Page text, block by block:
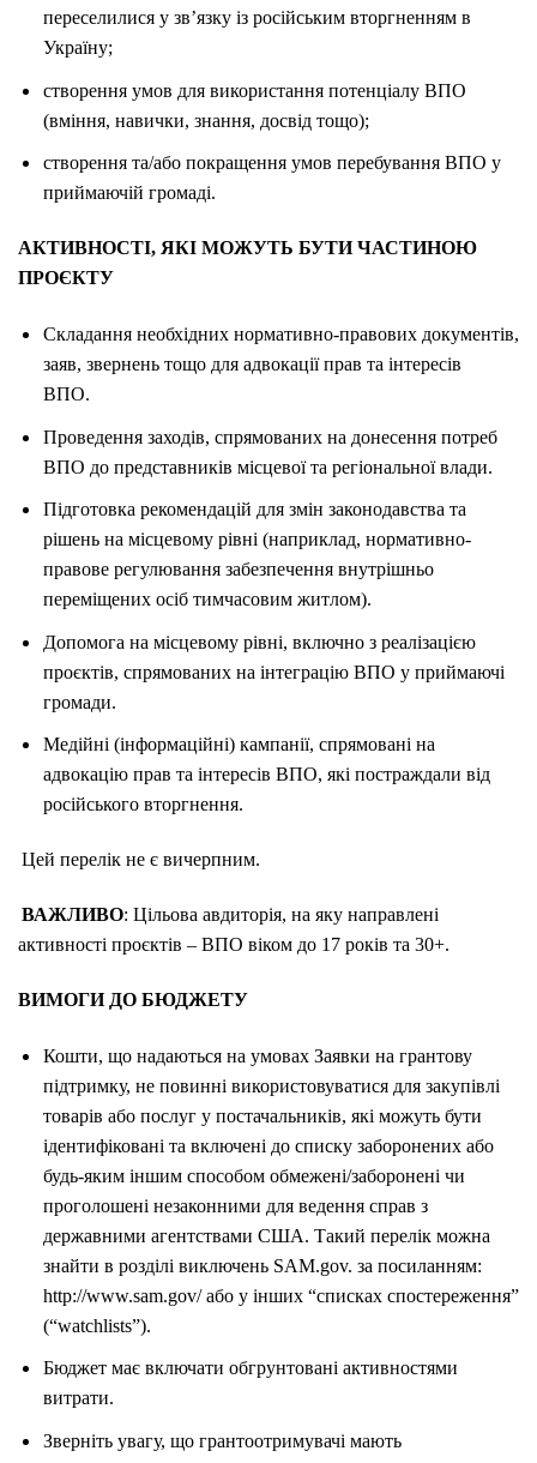
переселилися у зв’язку із російським вторгненням в
Україну;
створення умов для використання потенціалу ВПО
(вміння, навички, знання, досвід тощо);
створення та/або покращення умов перебування ВПО у
приймаючій громаді.
АКТИВНОСТІ, ЯКІ МОЖУТЬ БУТИ ЧАСТИНОЮ
ПРОЄКТУ
Складання необхідних нормативно-правових документів,
заяв, звернень тощо для адвокації прав та інтересів
ВПО.
Проведення заходів, спрямованих на донесення потреб
ВПО до представників місцевої та регіональної влади.
Підготовка рекомендацій для змін законодавства та
рішень на місцевому рівні (наприклад, нормативно-
правове регулювання забезпечення внутрішньо
переміщених осіб тимчасовим житлом).
Допомога на місцевому рівні, включно з реалізацією
проєктів, спрямованих на інтеграцію ВПО у приймаючі
громади.
Медійні (інформаційні) кампанії, спрямовані на
адвокацію прав та інтересів ВПО, які постраждали від
російського вторгнення.
Цей перелік не є вичерпним.
ВАЖЛИВО: Цільова авдиторія, на яку направлені
активності проєктів – ВПО віком до 17 років та 30+.
ВИМОГИ ДО БЮДЖЕТУ
Кошти, що надаються на умовах Заявки на грантову
підтримку, не повинні використовуватися для закупівлі
товарів або послуг у постачальників, які можуть бути
ідентифіковані та включені до списку заборонених або
будь-яким іншим способом обмежені/заборонені чи
проголошені незаконними для ведення справ з
державними агентствами США. Такий перелік можна
знайти в розділі виключень SAM.gov. за посиланням:
http://www.sam.gov/ або у інших “списках спостереження”
(“watchlists”).
Бюджет має включати обгрунтовані активностями
витрати.
Зверніть увагу, що грантоотримувачі мають